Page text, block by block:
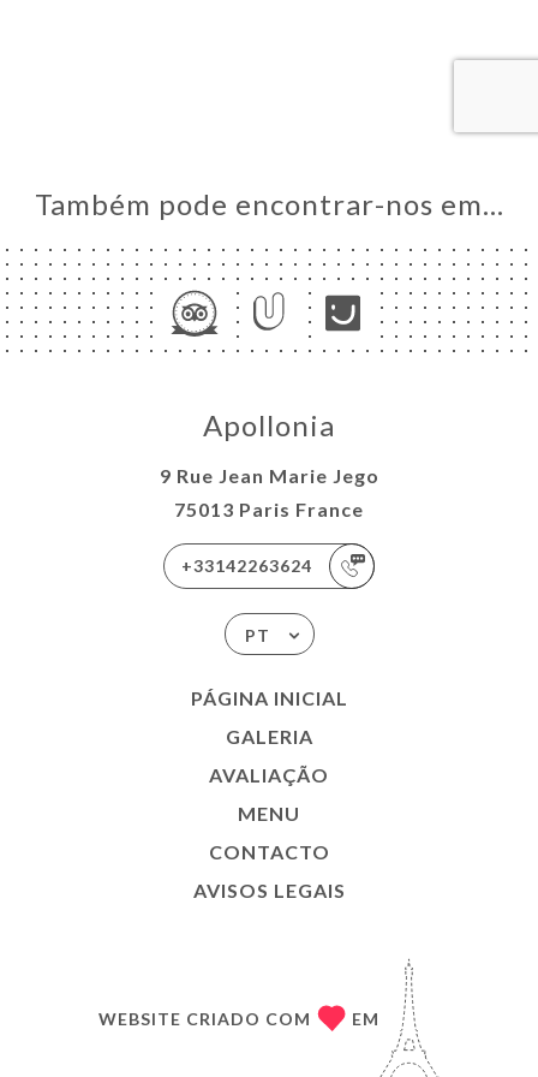
Também pode encontrar-nos em…
Apollonia
9 Rue Jean Marie Jego
75013 Paris France
+33142263624
PT
PÁGINA INICIAL
GALERIA
AVALIAÇÃO
MENU
CONTACTO
AVISOS LEGAIS
WEBSITE CRIADO COM EM